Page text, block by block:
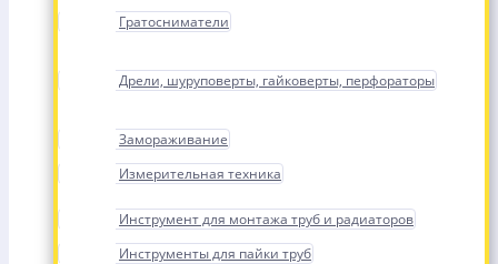
Гратосниматели
Дрели, шуруповерты, гайковерты, перфораторы
Замораживание
Измерительная техника
Инструмент для монтажа труб и радиаторов
Инструменты для пайки труб